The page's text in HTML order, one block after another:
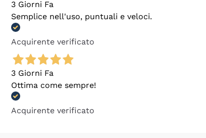
3 Giorni Fa
Semplice nell'uso, puntuali e veloci.
Acquirente verificato
3 Giorni Fa
Ottima come sempre!
Acquirente verificato